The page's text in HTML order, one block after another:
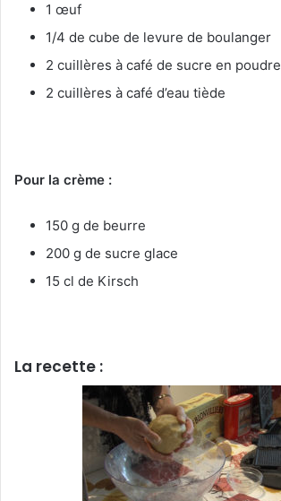
1 œuf
1/4 de cube de levure de boulanger
2 cuillères à café de sucre en poudre
2 cuillères à café d’eau tiède
Pour la crème :
150 g de beurre
200 g de sucre glace
15 cl de Kirsch
La recette :